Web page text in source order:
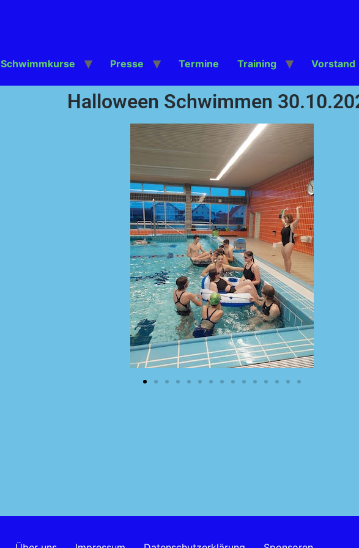
Schwimmkurse Presse Termine Training Vorstand
Halloween Schwimmen